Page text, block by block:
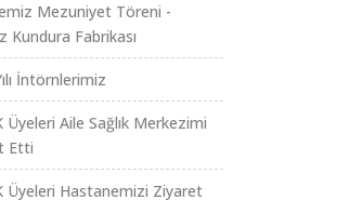
Mezuniyet Töreni -
Kundura Fabrikası
İntörnlerimiz
Üyeleri Aile Sağlık Merkezimi
Etti
Üyeleri Hastanemizi Ziyaret